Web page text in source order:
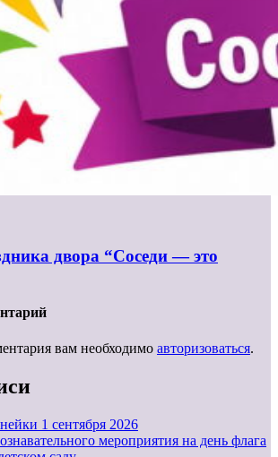
двора “Соседи — это
вам необходимо авторизоваться.
1 сентября 2026
мероприятия на день флага